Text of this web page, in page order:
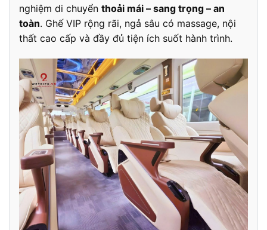
nghiệm di chuyển thoải mái – sang trọng – an
toàn. Ghế VIP rộng rãi, ngả sâu có massage, nội
thất cao cấp và đầy đủ tiện ích suốt hành trình.